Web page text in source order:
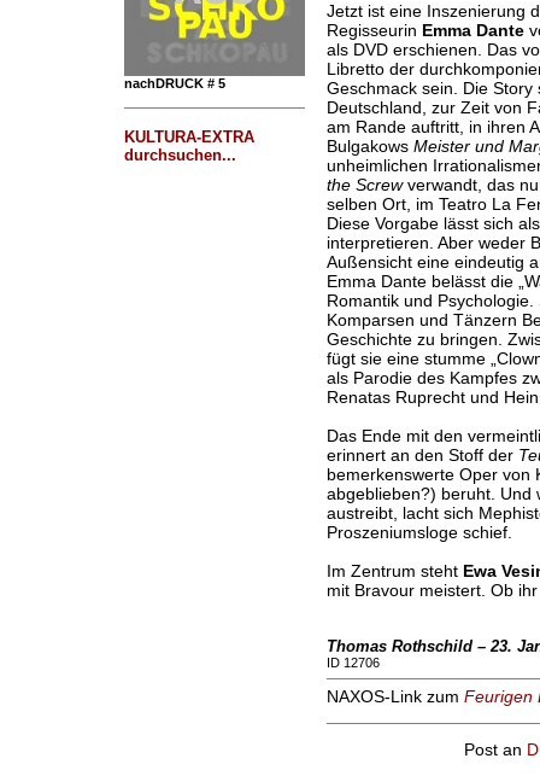
nachDRUCK # 5
KULTURA-EXTRA
durchsuchen...
Jetzt ist eine Inszenierung
Regisseurin Emma Dante
als DVD erschienen. Das
Libretto der
Geschmack sein. Die
Deutschland, zur Zeit von
am Rande auftritt, in ihren
Bulgakows Meister und
unheimlichen
the Screwverwandt, das
selben Ort, im Teatro La
Diese Vorgabe lässt sich
interpretieren. Aber weder
Außensicht eine eindeutig
Emma Dante belässt die
Romantik und
Komparsen und Tänzern
Geschichte zu bringen.
fügt sie eine stumme
als Parodie des Kampfes
Renatas Ruprecht und
Das Ende mit den
erinnert an den Stoff der
bemerkenswerte Oper von
abgeblieben?) beruht. Und
austreibt, lacht sich
Proszeniumsloge schief.
Im Zentrum steht Ewa
mit Bravour meistert. Ob
Thomas Rothschild – 23.
ID 12706
NAXOS-Link zum Feurigen
Post an